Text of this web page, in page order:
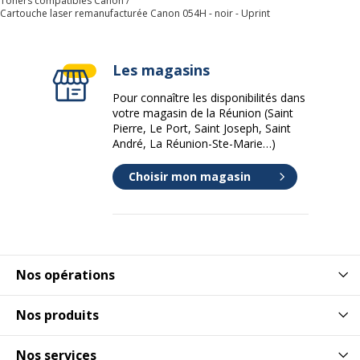
Cartouche laser remanufacturée Canon 054H - noir - Uprint
Nos opérations
Nos produits
Nos services
Les magasins
Pour connaître les disponibilités dans
votre magasin de la Réunion (Saint
Pierre, Le Port, Saint Joseph, Saint
André, La Réunion-Ste-Marie…)
Choisir mon magasin